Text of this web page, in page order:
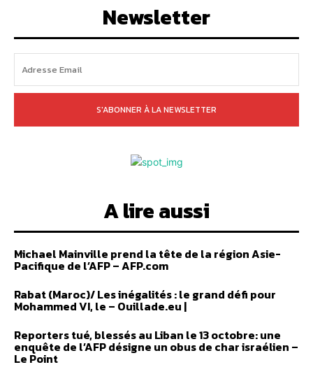
Newsletter
S'ABONNER À LA NEWSLETTER
A lire aussi
Michael Mainville prend la tête de la région Asie-
Pacifique de l’AFP – AFP.com
Rabat (Maroc)/ Les inégalités : le grand défi pour
Mohammed VI, le – Ouillade.eu |
Reporters tué, blessés au Liban le 13 octobre: une
enquête de l’AFP désigne un obus de char israélien –
Le Point